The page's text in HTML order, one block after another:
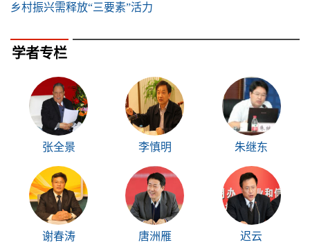
乡村振兴需释放“三要素”活力
学者专栏
张全景 李慎明 朱继东
谢春涛 唐洲雁 迟云